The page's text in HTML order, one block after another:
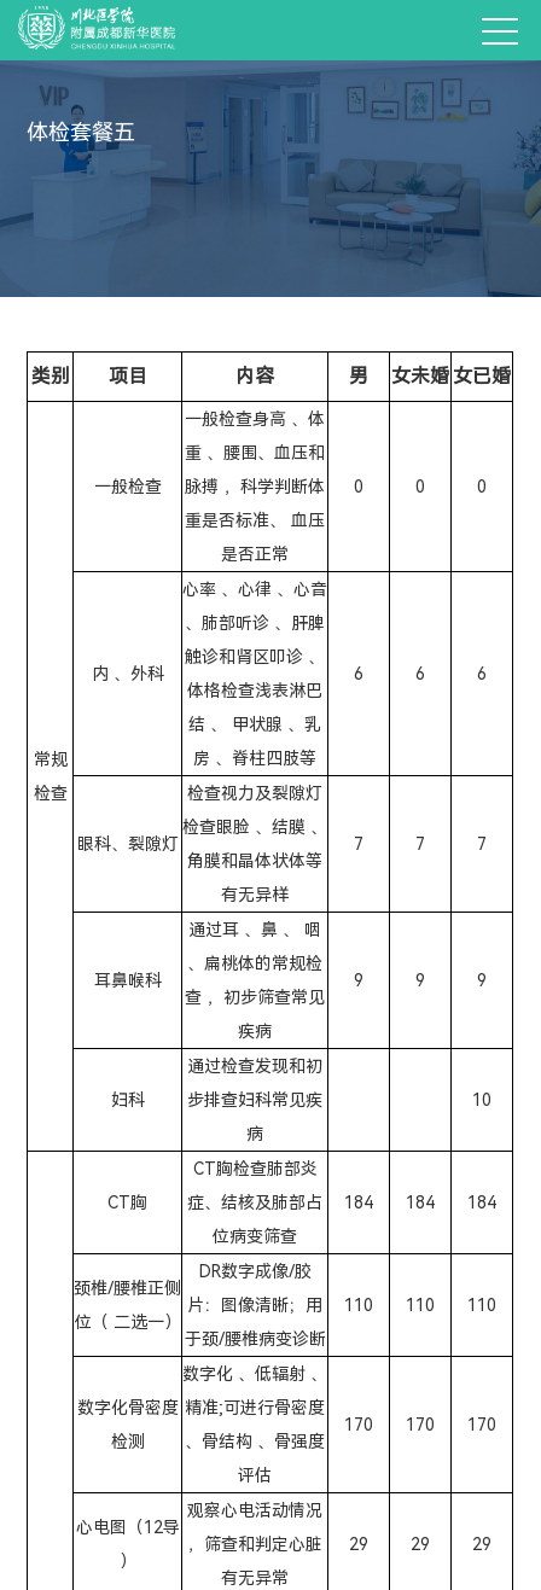
体检套餐五
类别 项目 内容 男 女未婚 女已婚
常规
检查
一般检查
一般检查身高 、体
重 、腰围、血压和
脉搏 ，科学判断体
重是否标准、 血压
是否正常
0 0 0
内 、外科
心率 、心律 、心音
、肺部听诊 、肝脾
触诊和肾区叩诊 、
体格检查浅表淋巴
结 、 甲状腺 、乳
房 、脊柱四肢等
6 6 6
眼科、裂隙灯
检查视力及裂隙灯
检查眼脸 、结膜 、
角膜和晶体状体等
有无异样
7 7 7
耳鼻喉科
通过耳 、鼻 、 咽
、扁桃体的常规检
查 ，初步筛查常见
疾病
9 9 9
妇科
通过检查发现和初
步排查妇科常见疾
病
10
CT胸
CT胸检查肺部炎
症、结核及肺部占
位病变筛查
184 184 184
颈椎/腰椎正侧
位（ 二选一）
DR数字成像/胶
片：图像清晰；用
于颈/腰椎病变诊断
110 110 110
数字化骨密度
检测
数字化 、低辐射 、
精准;可进行骨密度
、骨结构 、骨强度
评估
170 170 170
心电图（12导
）
观察心电活动情况
，筛查和判定心脏
有无异常
29 29 29